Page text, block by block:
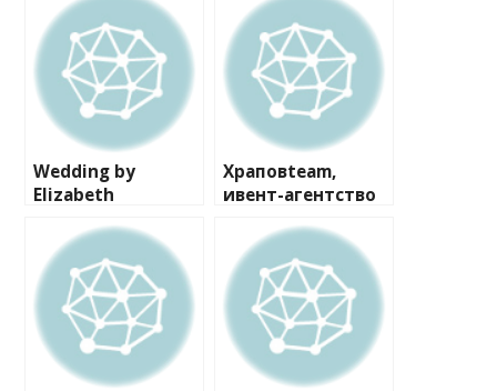
Wedding by
Elizabeth
Храповteam,
ивент-агентство